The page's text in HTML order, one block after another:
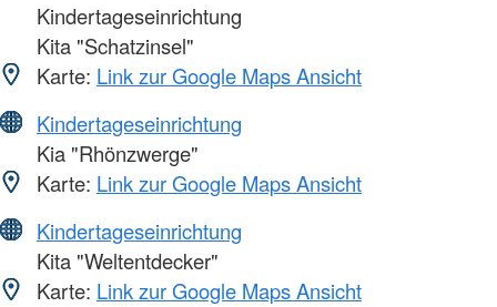
Kindertageseinrichtung
Kita "Schatzinsel"
Karte: Link zur Google Maps Ansicht
Kindertageseinrichtung
Kia "Rhönzwerge"
Karte: Link zur Google Maps Ansicht
Kindertageseinrichtung
Kita "Weltentdecker"
Karte: Link zur Google Maps Ansicht